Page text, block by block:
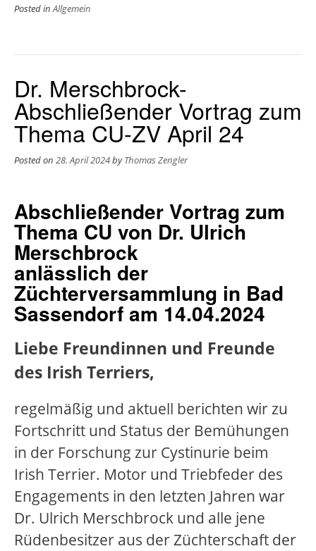
Posted inAllgemein
Dr. Merschbrock-
Abschließender Vortrag zum
Thema CU-ZV April 24
Posted on 28. April 2024byThomas Zengler
Abschließender Vortrag zum
Thema CU von Dr. Ulrich
Merschbrock
anlässlich der
Züchterversammlung in Bad
Sassendorf am 14.04.2024
Liebe Freundinnen und Freunde
des Irish Terriers,
regelmäßig und aktuell berichten wir zu
Fortschritt und Status der Bemühungen
in der Forschung zur Cystinurie beim
Irish Terrier. Motor und Triebfeder des
Engagements in den letzten Jahren war
Dr. Ulrich Merschbrock und alle jene
Rüdenbesitzer aus der Züchterschaft der